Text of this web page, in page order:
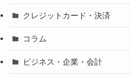
クレジットカード・決済
コラム
ビジネス・企業・会計